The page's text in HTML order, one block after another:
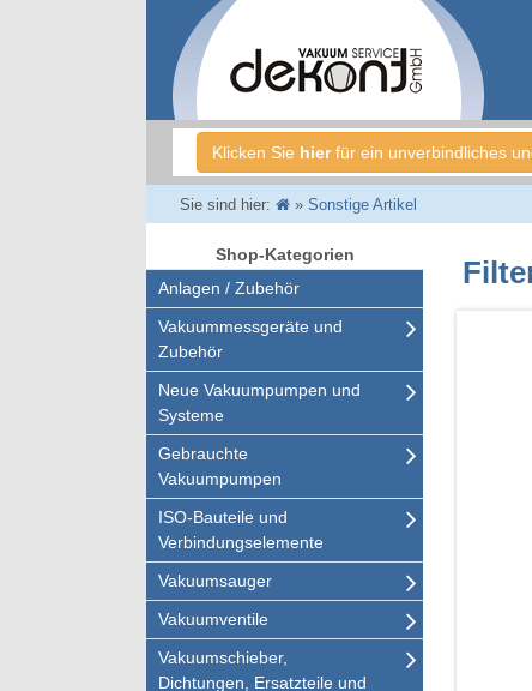
Klicken Sie hierfür ein unverbindliches
Sie sind hier: » Sonstige Artikel
Shop-Kategorien
Anlagen / Zubehör
Vakuummessgeräte und
Zubehör
Neue Vakuumpumpen und
Systeme
Gebrauchte
Vakuumpumpen
ISO-Bauteile und
Verbindungselemente
Vakuumsauger
Vakuumventile
Vakuumschieber,
Dichtungen, Ersatzteile und